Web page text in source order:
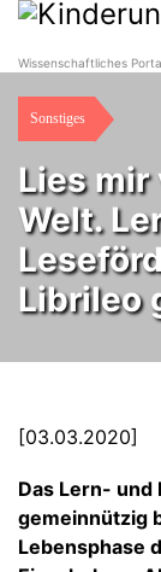
Wissenschaftliches
Sonstiges
Lies mir
Welt.
Librileo
[03.03.2020]
Das Lern-
gemeinnützig
Lebensphase